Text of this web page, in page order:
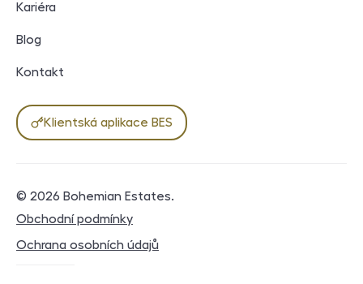
Kariéra
Blog
Kontakt
Klientská aplikace BES
© 2026 Bohemian Estates.
Právní dokumenty
Obchodní podmínky
Ochrana osobních údajů